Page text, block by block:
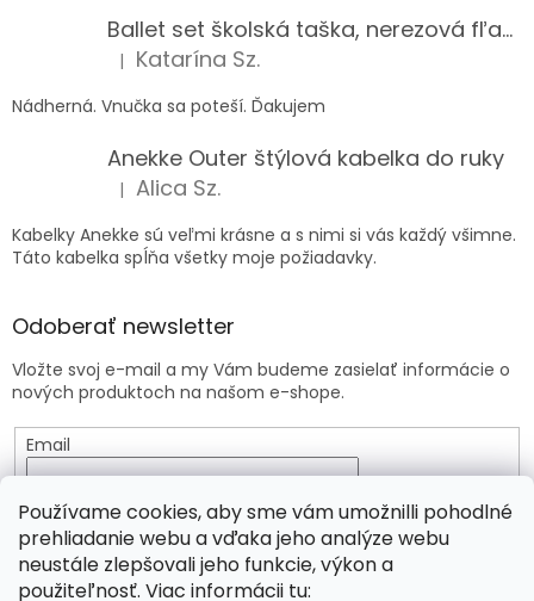
Používame cookies, aby sme vám umožnilli pohodlné
prehliadanie webu a vďaka jeho analýze webu
neustále zlepšovali jeho funkcie, výkon a
použiteľnosť. Viac informácii tu:
Ballet set školská taška, nerezová fľaša a plný peračník s motívom baletky pre dievča
Hodnotenie produktu je 5 z 5 hviezdičiek.
| Katarína Sz.
Nádherná. Vnučka sa poteší. Ďakujem
Anekke Outer štýlová kabelka do ruky
Hodnotenie produktu je 5 z 5 hviezdičiek.
| Alica Sz.
Kabelky Anekke sú veľmi krásne a s nimi si vás každý všimne.
Táto kabelka spĺňa všetky moje požiadavky.
Odoberať newsletter
Vložte svoj e-mail a my Vám budeme zasielať informácie o
nových produktoch na našom e-shope.
Email
osobných údajov
PRIHLÁSIŤ SA